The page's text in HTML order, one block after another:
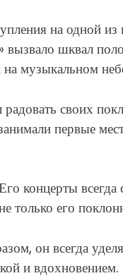
на одной
шквал
музыкальном
своих
первые
концерты всегда
только его
он всегда
и вдохновением.